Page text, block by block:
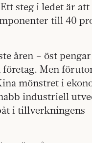
steg i ledet är att
till 40
åren – öst
Men
mönstret i
industriell
i tillverkningens